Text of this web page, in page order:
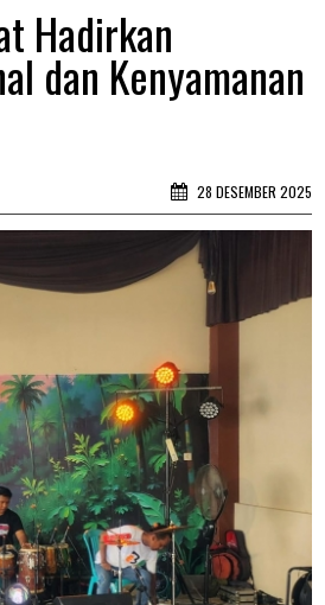
Hadirkan
dan Kenyamanan
28 DESEMBER 2025